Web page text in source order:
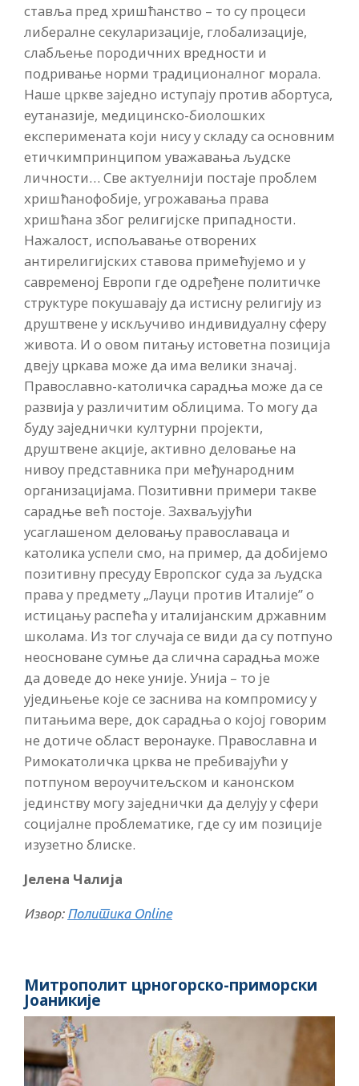
ставља пред хришћанство – то су процеси
либералне секуларизације, глобализације,
слабљење породичних вредности и
подривање норми традиционалног морала.
Наше цркве заједно иступају против абортуса,
еутаназије, медицинско-биолошких
експеримената који нису у складу са основним
етичкимпринципом уважавања људске
личности… Све актуелнији постаје проблем
хришћанофобије, угрожавања права
хришћана због религијске припадности.
Нажалост, испољавање отворених
антирелигијских ставова примећујемо и у
савременој Европи где одређене политичке
структуре покушавају да истисну религију из
друштвене у искључиво индивидуалну сферу
живота. И о овом питању истоветна позиција
двеју цркава може да има велики значај.
Православно-католичка сарадња може да се
развија у различитим облицима. То могу да
буду заједнички културни пројекти,
друштвене акције, активно деловање на
нивоу представника при међународним
организацијама. Позитивни примери такве
сарадње већ постоје. Захваљујући
усаглашеном деловању православаца и
католика успели смо, на пример, да добијемо
позитивну пресуду Европског суда за људска
права у предмету „Лауци против Италије” о
истицању распећа у италијанским државним
школама. Из тог случаја се види да су потпуно
неосноване сумње да слична сарадња може
да доведе до неке уније. Унија – то је
уједињење које се заснива на компромису у
питањима вере, док сарадња о којој говорим
не дотиче област веронауке. Православна и
Римокатоличка црква не пребивајући у
потпуном вероучитељском и канонском
јединству могу заједнички да делују у сфери
социјалне проблематике, где су им позиције
изузетно блиске.
Јелена Чалија
Извор: Политика Online
Митрополит црногорско-приморски
Јоаникије